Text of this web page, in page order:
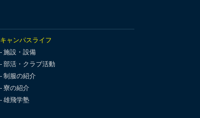
キャンパスライフ
施設・設備
部活・クラブ活動
制服の紹介
寮の紹介
雄飛学塾